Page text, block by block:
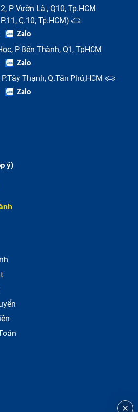
nhận thao tác người dùng,
hoặc cả màn.
hoặc loạn, tự động chạy mà
tác động.
màn hình iPhone 15
mặt kính điện thoại
nắm được cấu tạo của màn hình
Pro Max trước. Cũng như hầu
khác, màn hình điện thoại
4 phần:
iPhone 15 Pro Max bị hỏng màn
Câu hỏi đặt ra là, vì sao có lúc
hình, có lúc chỉ cần thay mặt
ở điểm nào?
P Vườn Lài, Q10, Tp.HCM
Q.10, Tp.HCM)
Zalo
P Bến Thành, Q1, TpHCM
Zalo
Thạnh, Q.Tân Phú,HCM
Zalo
ý)